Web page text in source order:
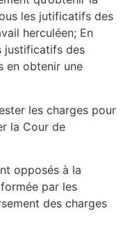
les jutificatifs des
herculéen; En
justificatifs des
en obtenir une
les charges pour
la Cour de
opposés à la
par les
des charges